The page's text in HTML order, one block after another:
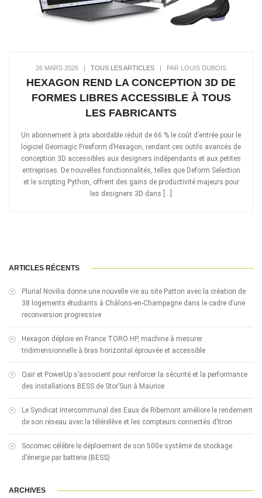
26 MARS 2026 TOUS LES ARTICLES PAR LOUIS DUBOIS
HEXAGON REND LA CONCEPTION 3D DE
FORMES LIBRES ACCESSIBLE À TOUS
LES FABRICANTS
Un abonnement à prix abordable réduit de 66 % le coût d’entrée pour le
logiciel Geomagic Freeform d’Hexagon, rendant ces outils avancés de
conception 3D accessibles aux designers indépendants et aux petites
entreprises. De nouvelles fonctionnalités, telles que Deform Selection
et le scripting Python, offrent des gains de productivité majeurs pour
les designers 3D dans […]
ARTICLES RÉCENTS
Plurial Novilia donne une nouvelle vie au site Patton avec la création de
38 logements étudiants à Châlons-en-Champagne dans le cadre d’une
reconversion progressive
Hexagon déploie en France TORO HP, machine à mesurer
tridimensionnelle à bras horizontal éprouvée et accessible
Qair et PowerUp s’associent pour renforcer la sécurité et la performance
des installations BESS de Stor’Sun à Maurice
Le Syndicat Intercommunal des Eaux de Ribemont améliore le rendement
de son réseau avec la télérelève et les compteurs connectés d’Itron
Socomec célèbre le déploiement de son 500e système de stockage
d’énergie par batterie (BESS)
ARCHIVES